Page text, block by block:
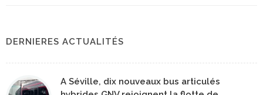
DERNIERES ACTUALITÉS
A Séville, dix nouveaux bus articulés